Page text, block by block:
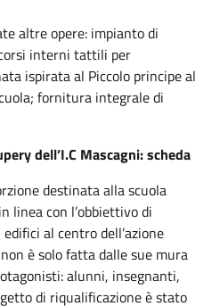
altre opere: impianto di
interni tattili per
ispirata al Piccolo principe al
fornitura integrale di
dell’I.C Mascagni: scheda
destinata alla scuola
linea con l’obbiettivo di
al centro dell’azione
è solo fatta dalle sue mura
alunni, insegnanti,
di riqualificazione è stato